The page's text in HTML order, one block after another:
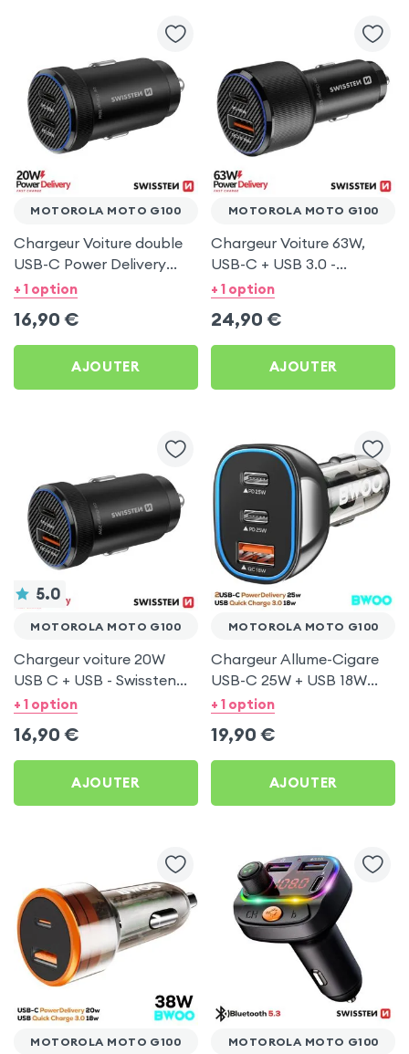
MOTOROLA MOTO G100
Chargeur Voiture double
USB-C Power Delivery
20W - Swissten pour
+ 1 option
16,90 €
AJOUTER
MOTOROLA MOTO G100
Chargeur Voiture 63W,
USB-C + USB 3.0 -
Swissten pour Motorola
+ 1 option
24,90 €
AJOUTER
5.0
MOTOROLA MOTO G100
Chargeur voiture 20W
USB C + USB - Swissten
pour Motorola Moto G100
+ 1 option
16,90 €
AJOUTER
MOTOROLA MOTO G100
Chargeur Allume-Cigare
USB-C 25W + USB 18W
Bwoo pour Motorola
+ 1 option
19,90 €
AJOUTER
MOTOROLA MOTO G100 MOTOROLA MOTO G100